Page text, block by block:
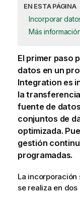
EN ESTA PÁGINA
Incorporar
Más
El primer paso
datos en un
Integration es
la
fuente de
conjuntos de
optimizada.
gestión
programadas.
La incorporación
se realiza en dos